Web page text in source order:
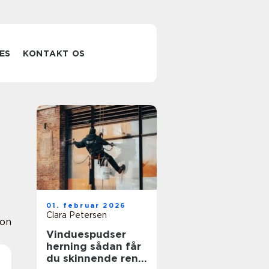
KONTAKT OS
01. februar 2026
Clara Petersen
Vinduespudser
herning sådan får
du skinnende rene